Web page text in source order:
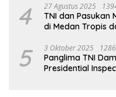
4 27 Agustus 2025
TNI dan Pasukan
di Medan Tropis
5 3 Oktober 2025
Panglima TNI
Presidential